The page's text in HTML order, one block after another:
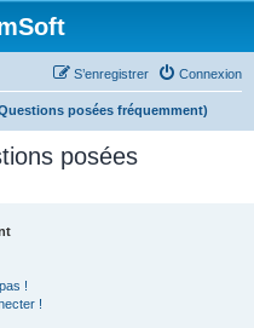
Connexion
S’enregistrer
posées fréquemment)
posées
!
!